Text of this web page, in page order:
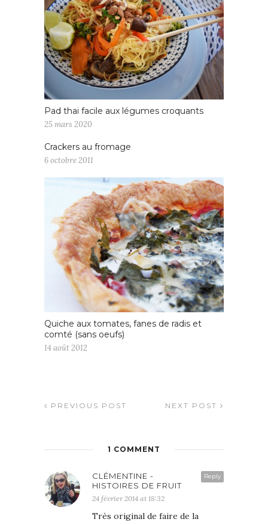
Pad thai facile aux légumes croquants
25 mars 2020
Crackers au fromage
6 octobre 2011
Quiche aux tomates, fanes de radis et
comté (sans oeufs)
14 août 2012
PREVIOUS POST NEXT POST
1 COMMENT
Reply
CLÉMENTINE -
HISTOIRES DE FRUIT
24 février 2014 at 18:32
Très original de faire de la